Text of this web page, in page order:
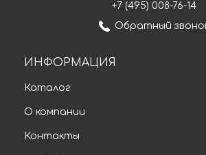
+7 (495) 008-76-14
Обратный
ИНФОРМАЦИЯ
Каталог
О компании
Контакты